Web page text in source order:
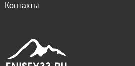
Контакты